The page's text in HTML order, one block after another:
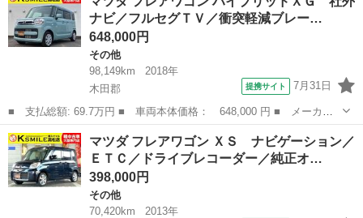
名： ＸＴ ターボ ローダウン／社外１６インチアルミホイール／
ナビ／地デジテレビ...ナビ／フルセグＴＶ／衝突軽減ブレー…
648,000円
その他
98,149km
2018年
木田郡
提携サイト 7月31日
■ 支払総額: 69.7万円 ■ 車両本体価格： 648,000 円 ■ メーカー
名： マツダ ■ 車種名： フレアワゴン ■ グレード名： ハイブ
リッドＸＧ 社外ナビ／フルセグＴＶ／衝突軽減ブレーキ／アイドリ
ングストップ...
香川 木田郡 その他
マツダ フレアワゴン ＸＳ ナビゲーション／
ＥＴＣ／ドライブレコーダー／純正オ…
398,000円
その他
70,420km
2013年